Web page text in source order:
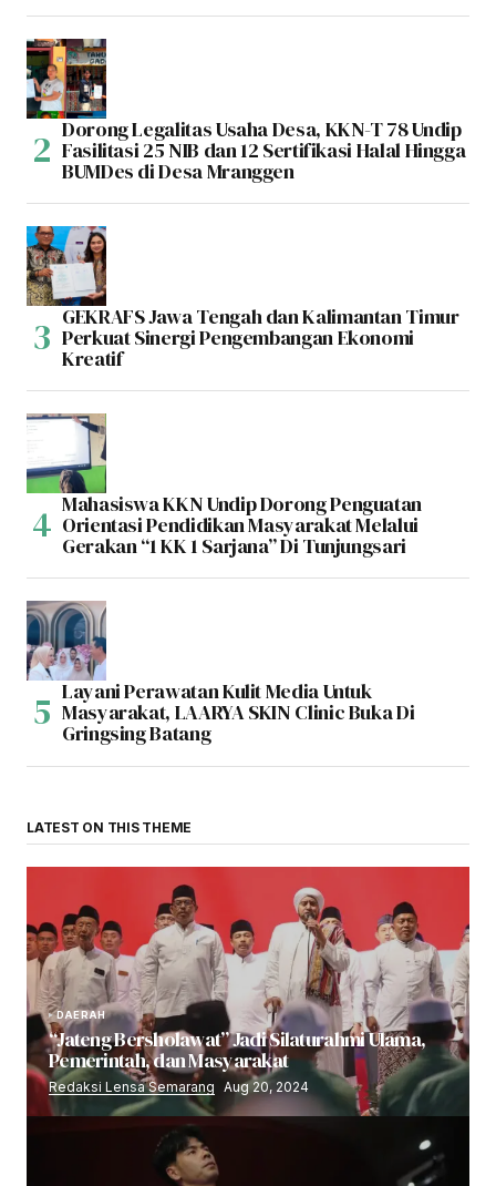
Dorong Legalitas Usaha Desa, KKN-T 78 Undip
Fasilitasi 25 NIB dan 12 Sertifikasi Halal Hingga
BUMDes di Desa Mranggen
GEKRAFS Jawa Tengah dan Kalimantan Timur
Perkuat Sinergi Pengembangan Ekonomi
Kreatif
Mahasiswa KKN Undip Dorong Penguatan
Orientasi Pendidikan Masyarakat Melalui
Gerakan “1 KK 1 Sarjana” Di Tunjungsari
Layani Perawatan Kulit Media Untuk
Masyarakat, LAARYA SKIN Clinic Buka Di
Gringsing Batang
LATEST ON THIS THEME
DAERAH
“Jateng Bersholawat” Jadi Silaturahmi Ulama,
Pemerintah, dan Masyarakat
Redaksi Lensa Semarang Aug 20, 2024